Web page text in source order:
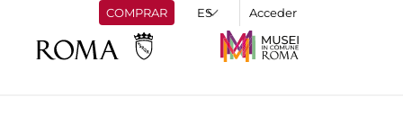
COMPRAR Acceder